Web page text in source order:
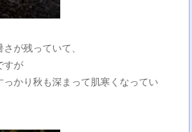
が残っていて、
すが
かり秋も深まって肌寒くなってい